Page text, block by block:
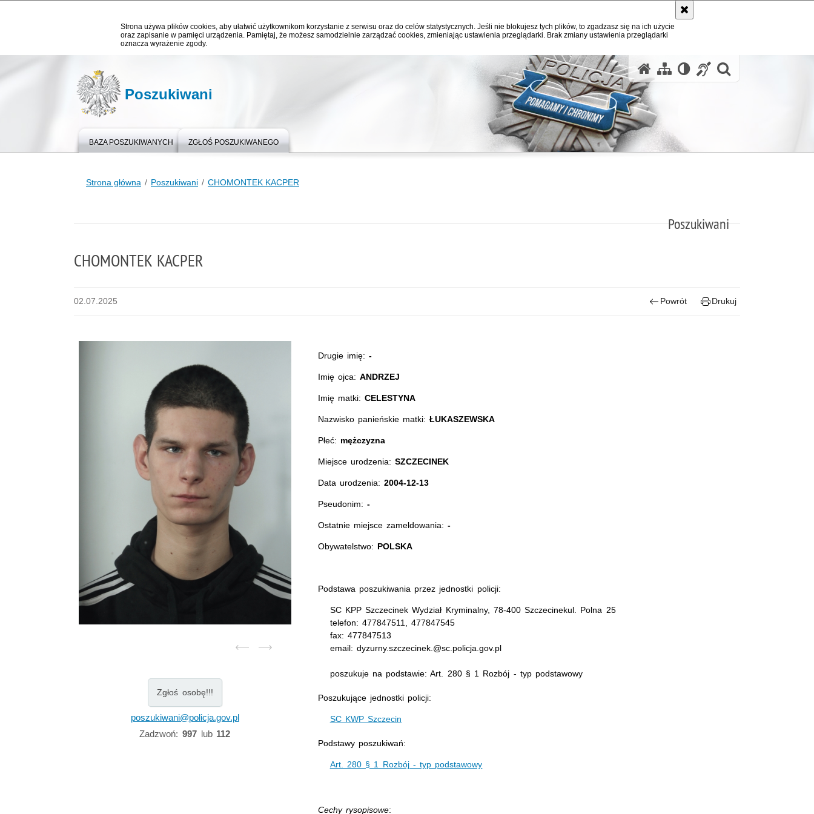
Strona używa plików cookies, aby ułatwić użytkownikom korzystanie z serwisu oraz do celów statystycznych. Jeśli nie blokujesz tych plików, to zgadzasz się na ich użycie
oraz zapisanie w pamięci urządzenia. Pamiętaj, że możesz samodzielnie zarządzać cookies, zmieniając ustawienia przeglądarki. Brak zmiany ustawienia przeglądarki
oznacza wyrażenie zgody.
Poszukiwani
BAZA POSZUKIWANYCH ZGŁOŚ POSZUKIWANEGO
Strona główna Poszukiwani CHOMONTEK KACPER
Poszukiwani
CHOMONTEK KACPER
02.07.2025 Powrót Drukuj
Zgłoś osobę!!!
poszukiwani@policja.gov.pl
Zadzwoń: 997lub 112
Drugie imię:-
Imię ojca:ANDRZEJ
Imię matki:CELESTYNA
Nazwisko panieńskie matki:ŁUKASZEWSKA
Płeć: mężczyzna
Miejsce urodzenia:SZCZECINEK
Data urodzenia:2004-12-13
Pseudonim: -
Ostatnie miejsce zameldowania:-
Obywatelstwo: POLSKA
Podstawa poszukiwania przez jednostki policji:
SC KPP Szczecinek Wydział Kryminalny, 78-400 Szczecinekul. Polna 25
telefon: 477847511, 477847545
fax: 477847513
email: dyzurny.szczecinek.@sc.policja.gov.pl
poszukuje na podstawie: Art. 280 § 1 Rozbój - typ podstawowy
Poszukujące jednostki policji:
SC KWP Szczecin
Podstawy poszukiwań:
Art. 280 § 1 Rozbój - typ podstawowy
Cechy rysopisowe: